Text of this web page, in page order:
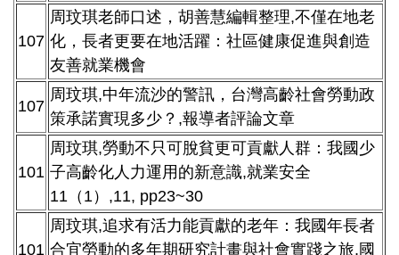
107
周玟琪老師口述，胡善慧編輯整理,不僅在地老
化，長者更要在地活躍：社區健康促進與創造
友善就業機會
107
周玟琪,中年流沙的警訊，台灣高齡社會勞動政
策承諾實現多少？,報導者評論文章
101
周玟琪,勞動不只可脫貧更可貢獻人群：我國少
子高齡化人力運用的新意識,就業安全
11（1）,11, pp23~30
101
周玟琪,追求有活力能貢獻的老年：我國年長者
合宜勞動的多年期研究計畫與社會實踐之旅,國